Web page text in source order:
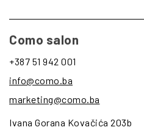
Como salon
+387 51 942 001
info@como.ba
marketing@como.ba
Ivana Gorana Kovačića 203b